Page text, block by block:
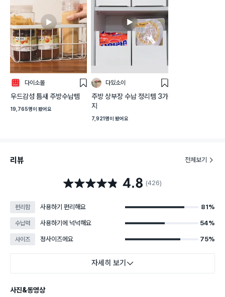
다이소몰
스
우드감성 틈새 주방수납템
19,765명이 봤어요
다있소이
스
크
주방 상부장 수납 정리템 3가
지
7,921명이 봤어요
리뷰 전체보기
별점 4.8점 4.8 (426)
편리함 사용하기 편리해요 81%
수납력 사용하기에 넉넉해요 54%
사이즈 정사이즈에요 75%
자세히 보기
사진&동영상